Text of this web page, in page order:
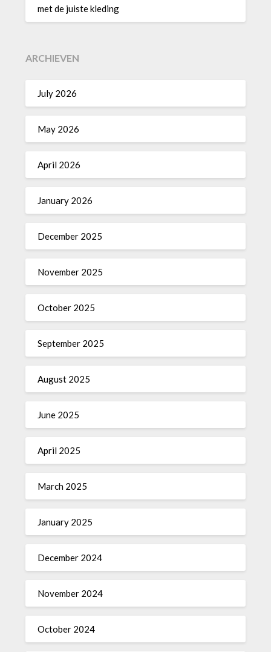
met de juiste kleding
ARCHIEVEN
July 2026
May 2026
April 2026
January 2026
December 2025
November 2025
October 2025
September 2025
August 2025
June 2025
April 2025
March 2025
January 2025
December 2024
November 2024
October 2024